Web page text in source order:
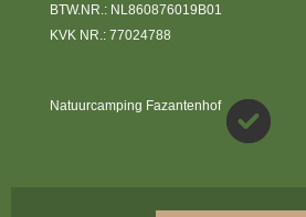
BTW.NR.: NL860876019B01
KVK NR.: 77024788
Natuurcamping Fazantenhof